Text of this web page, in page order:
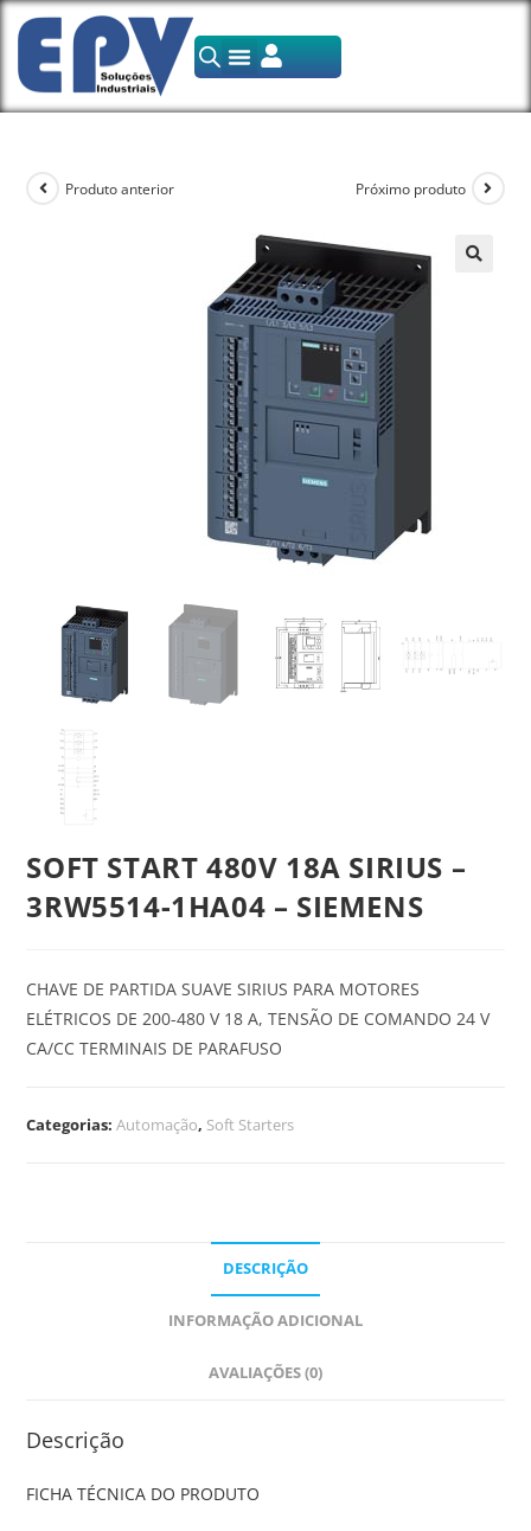
Produto anterior Próximo produto
SOFT START 480V 18A SIRIUS –
3RW5514-1HA04 – SIEMENS
CHAVE DE PARTIDA SUAVE SIRIUS PARA MOTORES
ELÉTRICOS DE 200-480 V 18 A, TENSÃO DE COMANDO 24 V
CA/CC TERMINAIS DE PARAFUSO
Categorias:Automação, Soft Starters
DESCRIÇÃO
INFORMAÇÃO ADICIONAL
AVALIAÇÕES (0)
Descrição
FICHA TÉCNICA DO PRODUTO